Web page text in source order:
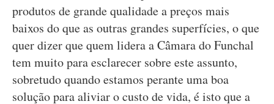
produtos de grande qualidade a preços mais
baixos do que as outras grandes superfícies, o que
quer dizer que quem lidera a Câmara do Funchal
tem muito para esclarecer sobre este assunto,
sobretudo quando estamos perante uma boa
solução para aliviar o custo de vida, é isto que a